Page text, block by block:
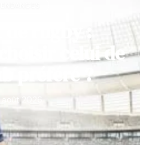
rugby :
celui de
préféré ?
2026